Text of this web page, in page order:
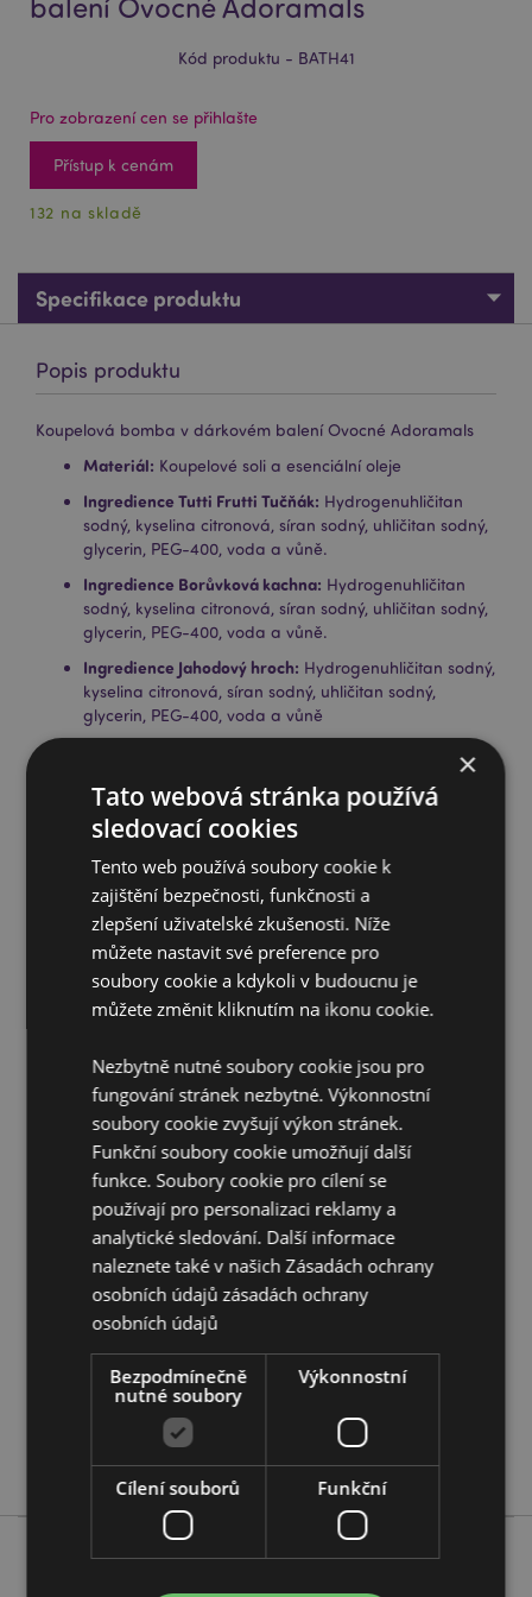
Kód produktu - BATH41
Pro zobrazení cen se přihlašte
Přístup k cenám
132 na skladě
Specifikace produktu
Popis produktu
Koupelová bomba v dárkovém balení Ovocné Adoramals
Materiál: Koupelové soli a esenciální oleje
Ingredience Tutti Frutti Tučňák: Hydrogenuhličitan
sodný, kyselina citronová, síran sodný, uhličitan sodný,
glycerin, PEG-400, voda a vůně.
Ingredience Borůvková kachna: Hydrogenuhličitan
sodný, kyselina citronová, síran sodný, uhličitan sodný,
glycerin, PEG-400, voda a vůně.
Ingredience Jahodový hroch: Hydrogenuhličitan sodný,
kyselina citronová, síran sodný, uhličitan sodný,
glycerin, PEG-400, voda a vůně
Veganské: Ano
Bez palmového oleje:Ano
Bezlepkové:
Cruelty Free:Ano
Informace o produktu:Navrženo ve Velké Británii.
Úplné informace o výrobku a návod k použití najdete
na obalu výrobku.
CPNP:UKCP-48508707/EU-3728202
Doplňující informace:
Chcete se dozvědět více o nákupu u Puckator?
Přečtěte si našehoprůvodce nákupem pro zákazníky.
Vlastnosti produktu
informací
Výška 6cm Šířka 6cm Hloubka 6cm
5055071754289
36
0.189000
Ne
Adoramals
×
Tato webová stránka používá
sledovací cookies
Tento web používá soubory cookie k
zajištění bezpečnosti, funkčnosti a
zlepšení uživatelské zkušenosti. Níže
můžete nastavit své preference pro
soubory cookie a kdykoli v budoucnu je
můžete změnit kliknutím na ikonu cookie.
Nezbytně nutné soubory cookie jsou pro
fungování stránek nezbytné. Výkonnostní
soubory cookie zvyšují výkon stránek.
Funkční soubory cookie umožňují další
funkce. Soubory cookie pro cílení se
používají pro personalizaci reklamy a
analytické sledování. Další informace
naleznete také v našich Zásadách ochrany
osobních údajůzásadách ochrany
osobních údajů
Bezpodmínečně
nutné soubory
Výkonnostní
Cílení souborů Funkční